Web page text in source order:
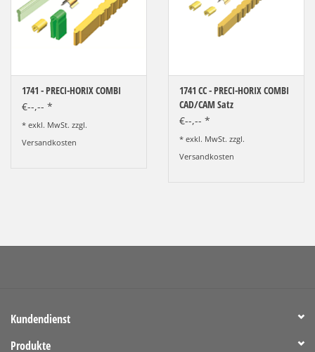
1741 - PRECI-HORIX COMBI
€--,-- *
* exkl. MwSt. zzgl.
Versandkosten
1741 CC - PRECI-HORIX COMBI
CAD/CAM Satz
€--,-- *
* exkl. MwSt. zzgl.
Versandkosten
Kundendienst
Produkte